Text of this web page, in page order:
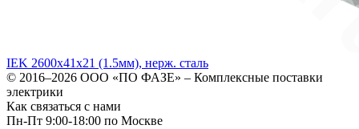
IEK 2600х41х21 (1.5мм), нерж. сталь
© 2016–2026 ООО «ПО ФАЗЕ» – Комплексные поставки
электрики
Как связаться с нами
Пн-Пт 9:00-18:00 по Москве